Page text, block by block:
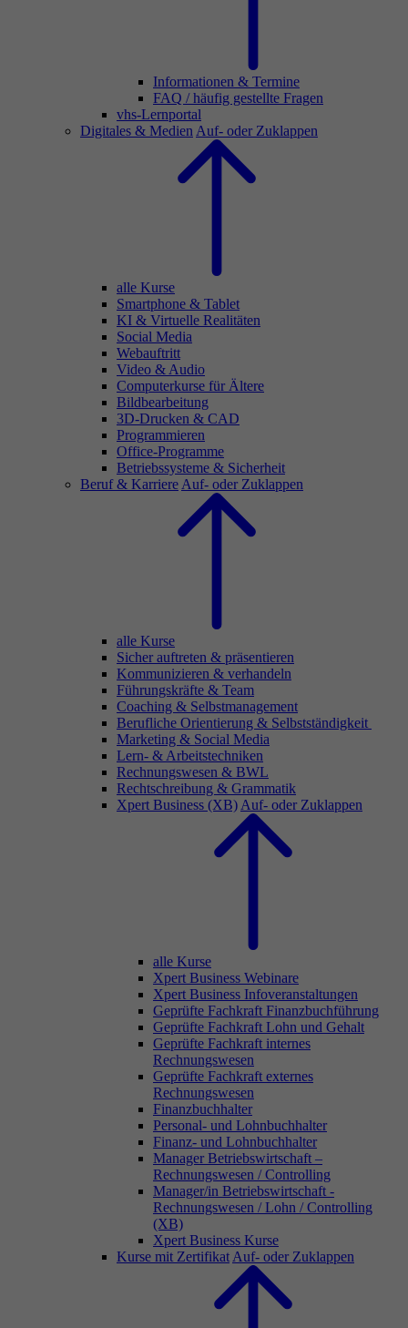
Informationen & Termine
FAQ / häufig gestellte Fragen
vhs-Lernportal
Digitales & Medien Auf- oder Zuklappen
alle Kurse
Smartphone & Tablet
KI & Virtuelle Realitäten
Social Media
Webauftritt
Video & Audio
Computerkurse für Ältere
Bildbearbeitung
3D-Drucken & CAD
Programmieren
Office-Programme
Betriebssysteme & Sicherheit
Beruf & Karriere Auf- oder Zuklappen
alle Kurse
Sicher auftreten & präsentieren
Kommunizieren & verhandeln
Führungskräfte & Team
Coaching & Selbstmanagement
Berufliche Orientierung & Selbstständigkeit
Marketing & Social Media
Lern- & Arbeitstechniken
Rechnungswesen & BWL
Rechtschreibung & Grammatik
Xpert Business (XB) Auf- oder Zuklappen
alle Kurse
Xpert Business Webinare
Xpert Business Infoveranstaltungen
Geprüfte Fachkraft Finanzbuchführung
Geprüfte Fachkraft Lohn und Gehalt
Geprüfte Fachkraft internes
Rechnungswesen
Geprüfte Fachkraft externes
Rechnungswesen
Finanzbuchhalter
Personal- und Lohnbuchhalter
Finanz- und Lohnbuchhalter
Manager Betriebswirtschaft –
Rechnungswesen / Controlling
Manager/in Betriebswirtschaft -
Rechnungswesen / Lohn / Controlling
(XB)
Xpert Business Kurse
Kurse mit Zertifikat Auf- oder Zuklappen